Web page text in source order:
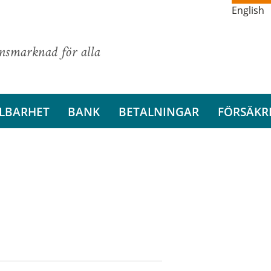
för alla
English
BANK BETALNINGAR